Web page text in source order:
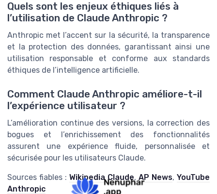
Quels sont les enjeux éthiques liés à
l’utilisation de Claude Anthropic ?
Anthropic met l’accent sur la sécurité, la transparence
et la protection des données, garantissant ainsi une
utilisation responsable et conforme aux standards
éthiques de l’intelligence artificielle.
Comment Claude Anthropic améliore-t-il
l’expérience utilisateur ?
L’amélioration continue des versions, la correction des
bogues et l’enrichissement des fonctionnalités
assurent une expérience fluide, personnalisée et
sécurisée pour les utilisateurs Claude.
Sources fiables : Wikipedia Claude, AP News, YouTube
Anthropic